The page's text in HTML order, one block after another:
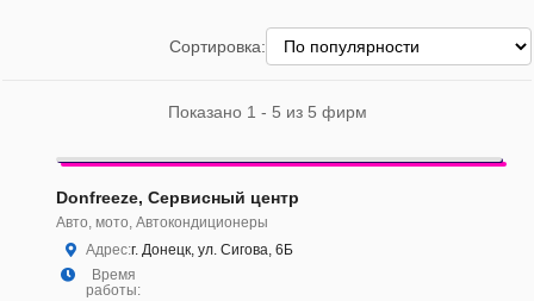
Сортировка:
Показано 1 - 5 из 5 фирм
Donfreeze, Сервисный центр
Авто, мото, Автокондиционеры
Адрес:г. Донецк, ул. Сигова, 6Б
Время
работы: